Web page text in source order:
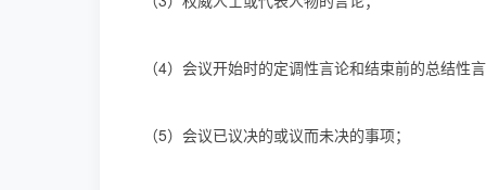
（4）会议开始时的定调性言论和结束前的总结性
（5）会议已议决的或议而未决的事项；